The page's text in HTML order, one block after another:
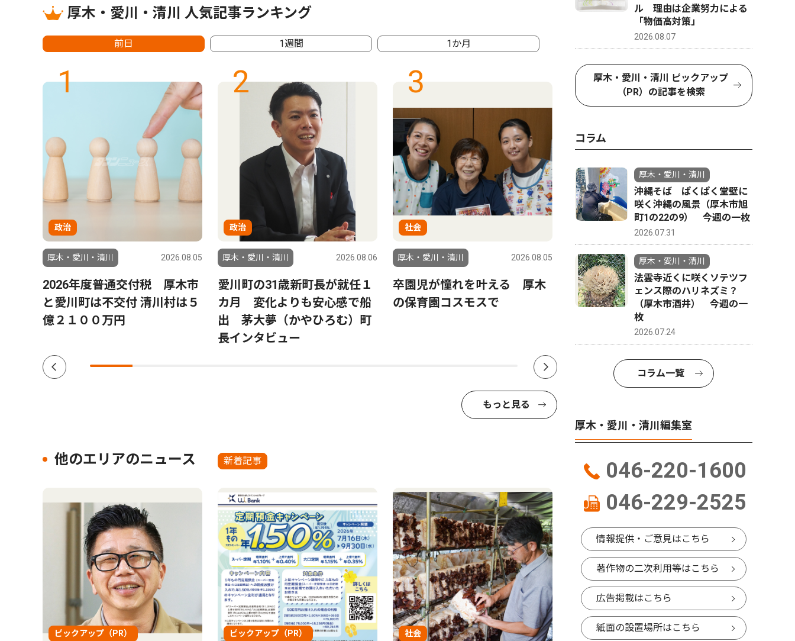
厚木・愛川・清川 人気記事ランキング
前日 1週間 1か月
1
政治
厚木・愛川・清川 2026.08.05
2026年度普通交付税 厚木市
と愛川町は不交付 清川村は５
億２１００万円
2
政治
厚木・愛川・清川 2026.08.06
愛川町の31歳新町長が就任１
カ月 変化よりも安心感で船
出 茅大夢（かやひろむ）町
長インタビュー
3
社会
厚木・愛川・清川 2026.08.05
卒園児が憧れを叶える 厚木
の保育園コスモスで
4
厚木・愛川・清川 2026.08.05
真夏の夜ジャズを満喫 厚木
公園で8月20・21日
「森の
木市 荻
もっと見る
他のエリアのニュース 新着記事
ピックアップ（PR） ピックアップ（PR） 社会
ル 理由は企業努力による
「物価高対策」
2026.08.07
厚木・愛川・清川 ピックアップ
（PR）の記事を検索
コラム
厚木・愛川・清川
沖縄そば ぱくぱく堂壁に
咲く沖縄の風景（厚木市旭
町1の22の9） 今週の一枚
2026.07.31
厚木・愛川・清川
法雲寺近くに咲くソテツフ
ェンス際のハリネズミ？
（厚木市酒井） 今週の一
枚
2026.07.24
コラム一覧
厚木・愛川・清川編集室
046-220-1600
046-229-2525
情報提供・ご意見はこちら
著作物の二次利用等はこちら
広告掲載はこちら
紙面の設置場所はこちら